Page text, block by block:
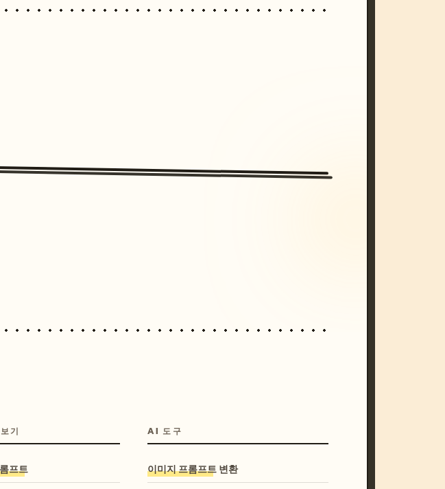
기
프트
AI 도구
이미지 프롬프트 변환